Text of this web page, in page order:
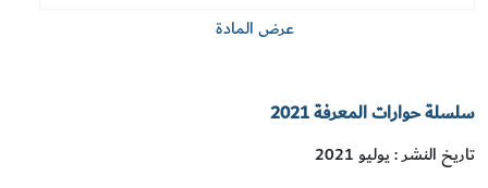
عرض المادة
سلسلة حوارات المعرفة 2021
تاريخ النشر : يوليو 2021